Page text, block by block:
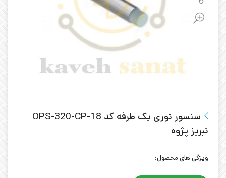
سنسور نوری یک طرفه کد OPS-320-CP-18
تبریز پژوه
ویژگی های محصول: